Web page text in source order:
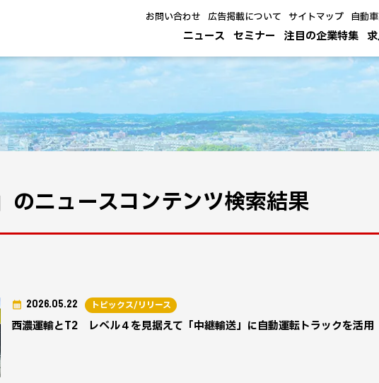
ニュース セミナー 注目の企業特集
お問い合わせ 広告掲載について サイトマップ 自動
のニュースコンテンツ検索結果
西濃運輸とT2 レベル４を見据えて「中継輸送」に自動運転トラックを活用
2026.05.22 トピックス/リリース